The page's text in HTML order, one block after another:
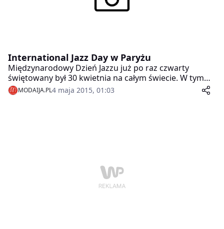
International Jazz Day w Paryżu
Międzynarodowy Dzień Jazzu już po raz czwarty
świętowany był 30 kwietnia na całym świecie. W tym
roku Miastem Gospodarzem jest Paryż, stolica Francji
wyjątkowo zasłużona dla historii i rozwoju jazzu.
MODAIJA.PL4 maja 2015, 01:03